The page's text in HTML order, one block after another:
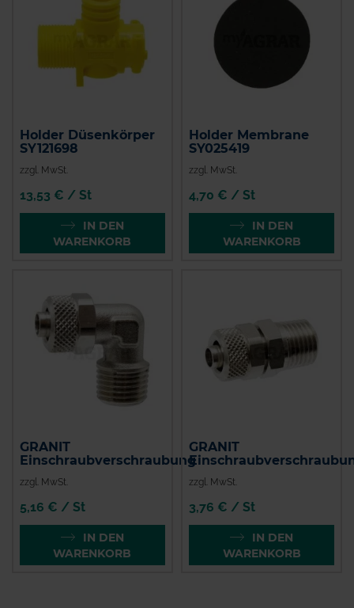
Holder Düsenkörper
SY121698
zzgl. MwSt.
13,53 € / St
IN DEN
WARENKORB
Holder Membrane
SY025419
zzgl. MwSt.
4,70 € / St
IN DEN
WARENKORB
GRANIT
Einschraubverschraubung
zzgl. MwSt.
5,16 € / St
IN DEN
WARENKORB
GRANIT
zzgl. MwSt.
3,76 € / St
IN DEN
WARENKORB